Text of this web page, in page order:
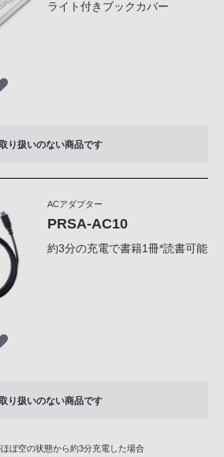
ライト付きブックカバー
り扱いのない商品です
ACアダプター
PRSA-AC10
約3分の充電で書籍1冊*読書可能
り扱いのない商品です
ぼ空の状態から約3分充電した場合